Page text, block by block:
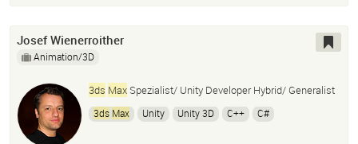
Josef Wienerroither
Animation/3D
3ds Max Spezialist/ Unity Developer Hybrid/ Generalist
3ds Max Unity Unity 3D C++
C#